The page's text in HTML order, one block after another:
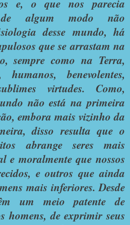
e, o que nos parecia
algum modo não
desse mundo, há
que se arrastam na
sempre como na Terra,
benevolentes,
virtudes. Como,
não está na primeira
embora mais vizinho da
disso resulta que o
abrange seres mais
e moralmente que nossos
e outros que ainda
mais inferiores. Desde
um meio patente de
homens, de exprimir seus